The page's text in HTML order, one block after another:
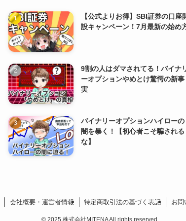
【公式よりお得】SBI証券の口座
設キャンペーン！7月最新の始め
9割の人はダマされてる！バイナ
ーオプションやめとけ驚愕の新事
実
バイナリーオプションハイローの
闇を暴く！【初心者こそ騙される
な】
会社概要・運営者情報 特定商取引法の基づく表記 お問